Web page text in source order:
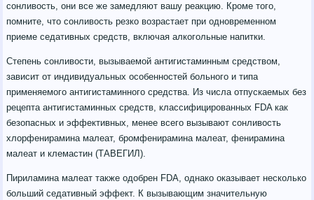
сонливость, они все же замедляют вашу реакцию. Кроме того,
помните, что сонливость резко возрастает при одновременном
приеме седативных средств, включая алкогольные напитки.
Степень сонливости, вызываемой антигистаминным средством,
зависит от индивидуальных особенностей больного и типа
применяемого антигистаминного средства. Из числа отпускаемых без
рецепта антигистаминных средств, классифицированных FDA как
безопасных и эффективных, менее всего вызывают сонливость
хлорфенирамина малеат, бромфенирамина малеат, фенирамина
малеат и клемастин (ТАВЕГИЛ).
Пириламина малеат также одобрен FDA, однако оказывает несколько
больший седативный эффект. К вызывающим значительную